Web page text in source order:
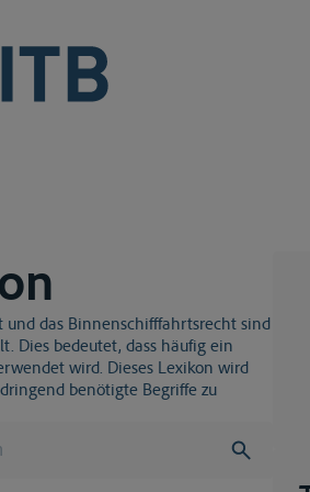
das Binnenschifffahrtsrecht sind
Dies bedeutet, dass häufig ein
wird. Dieses Lexikon wird
benötigte Begriffe zu